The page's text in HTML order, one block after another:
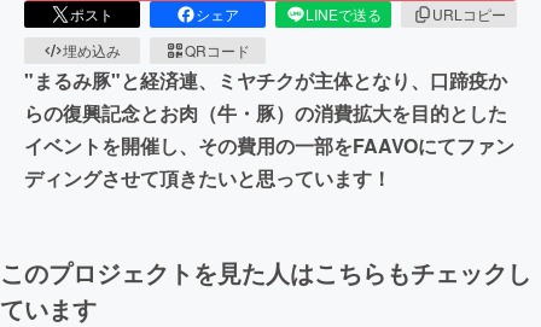
ポスト シェア LINEで送る
URLコピー
埋め込み
QRコード
"まるみ豚"と経済連、ミヤチクが主体となり、口蹄疫か
らの復興記念とお肉（牛・豚）の消費拡大を目的とした
イベントを開催し、その費用の一部をFAAVOにてファン
ディングさせて頂きたいと思っています！
このプロジェクトを見た人はこちらもチェックし
ています